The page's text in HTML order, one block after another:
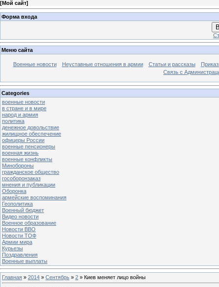
[Мой сайт]
Форма входа
Меню сайта
Военные новости Неуставные отношения в армии Статьи и рассказы
Связь с
Categories
военные новости
в стране и в мире
народ и армия
политика
денежное довольствие
жилищное обеспечение
офицеры России
военные пенсионеры
военная жизнь
военные конфликты
Минобороны
гражданское общество
гособоронзаказ
мнения и публикации
Оборонка
армейские воспоминания
Геополитика
Военный бюджет
Видео новости
Военное образование
Новости ВВО
Новости ТОФ
Армии мира
Курьезы
Поздравления
Военные выплаты
Главная » 2014 » Сентябрь » 2 » Киев меняет лицо войны